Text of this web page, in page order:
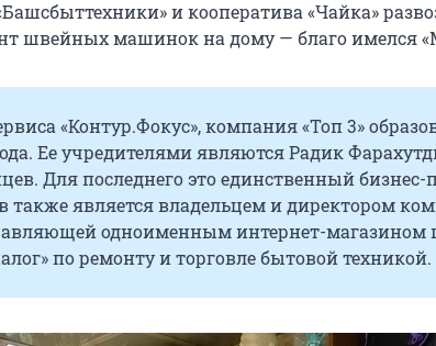
и кооператива «Чайка»
швейных машинок на дому — благо имелся
«Контур.Фокус», компания «Топ 3»
Ее учредителями являются Радик
Для последнего это единственный бизнес-
также является владельцем и директором
одноименным интернет-
по ремонту и торговле бытовой техникой.